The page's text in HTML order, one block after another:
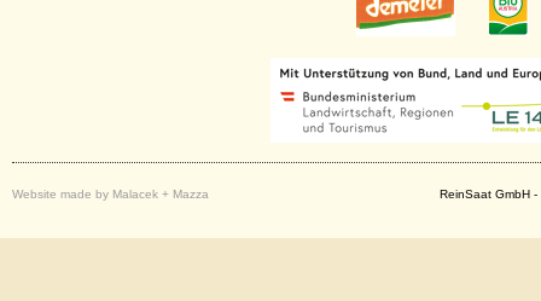
Website made by Malacek + Mazza ReinSaat GmbH